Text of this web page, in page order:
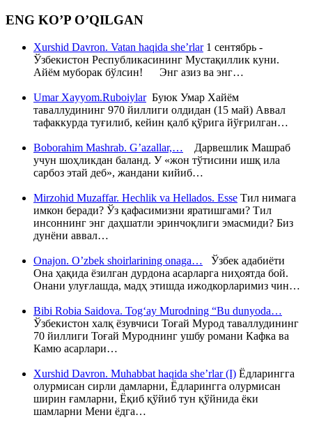
ENG KO’P O’QILGAN
Xurshid Davron. Vatan haqida she’rlar1 сентябрь -
Ўзбекистон Республикасининг Мустақиллик куни.
Айём муборак бўлсин! Энг азиз ва энг…
Umar Xayyom.RuboiylarБуюк Умар Хайём
таваллудининг 970 йиллиги олдидан (15 май) Аввал
тафаккурда туғилиб, кейин қалб қўрига йўғрилган…
Boborahim Mashrab. G’azallar,… Дарвешлик Машраб
учун шоҳликдан баланд. У «жон тўтисини ишқ ила
сарбоз этай деб», жандани кийиб…
Mirzohid Muzaffar. Hechlik va Hellados. Esse Тил нимага
имкон беради? Ўз қафасимизни яратишгами? Тил
инсоннинг энг даҳшатли эринчоқлиги эмасмиди? Биз
дунёни аввал…
Onajon. O’zbek shoirlarining onaga… Ўзбек адабиёти
Она ҳақида ёзилган дурдона асарларга ниҳоятда бой.
Онани улуғлашда, мадҳ этишда ижодкорларимиз чин…
Bibi Robia Saidova. Tog‘ay Murodning “Bu dunyoda…
Ўзбекистон халқ ёзувчиси Тоғай Мурод таваллудининг
70 йиллиги Тоғай Муроднинг ушбу романи Кафка ва
Камю асарлари…
Xurshid Davron. Muhabbat haqida she’rlar (I) Ёдларингга
олурмисан сирли дамларни, Ёдларингга олурмисан
ширин ғамларни, Ёқиб қўйиб тун қўйнида ёки
шамларни Мени ёдга…